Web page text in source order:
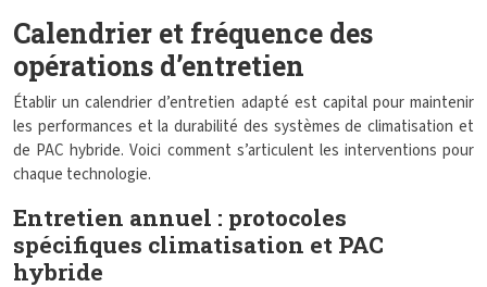
Calendrier et fréquence des
opérations d’entretien
Établir un calendrier d’entretien adapté est capital pour maintenir
les performances et la durabilité des systèmes de climatisation et
de PAC hybride. Voici comment s’articulent les interventions pour
chaque technologie.
Entretien annuel : protocoles
spécifiques climatisation et PAC
hybride